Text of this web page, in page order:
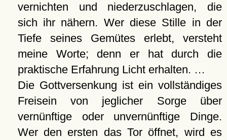
vernichten und niederzuschlagen, die
sich ihr nähern. Wer diese Stille in der
Tiefe seines Gemütes erlebt, versteht
meine Worte; denn er hat durch die
praktische Erfahrung Licht erhalten. …
Die Gottversenkung ist ein vollständiges
Freisein von jeglicher Sorge über
vernünftige oder unvernünftige Dinge.
Wer den ersten das Tor öffnet, wird es